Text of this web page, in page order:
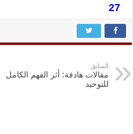
27
السابق
مقالات هادفة: أثر الفهم الكامل
للتوحيد